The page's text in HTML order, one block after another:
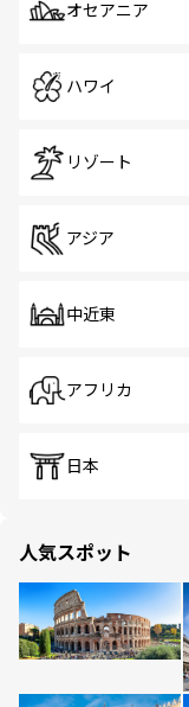
オセアニア
ハワイ
リゾート
アジア
中近東
アフリカ
日本
人気スポット